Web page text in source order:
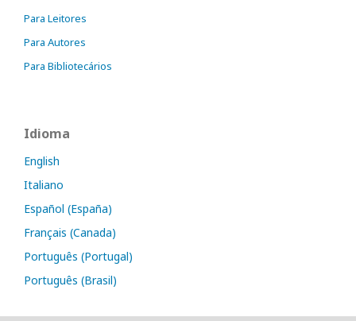
Para Leitores
Para Autores
Para Bibliotecários
Idioma
English
Italiano
Español (España)
Français (Canada)
Português (Portugal)
Português (Brasil)